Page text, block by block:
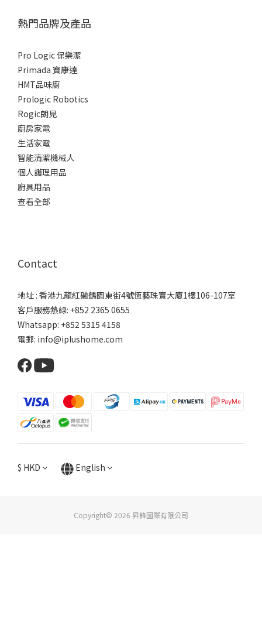
熱門品牌及產品
Pro Logic 保樂潔
Primada 寶康達
HMT品味廚
Prologic Robotics
Rogic朗見
廚房家電
生活家電
智能清潔機械人
個人護理用品
廚具用品
查看全部
Contact
地址 : 香港九龍紅磡鶴園東街4號恆藝珠寶大廈1樓106-107室
客戶服務熱線: +852 2365 0655
Whatsapp: +852 5315 4158
電郵: info@iplushome.com
$ HKD English
Copyright© 2026 昇鋒國際有限公司